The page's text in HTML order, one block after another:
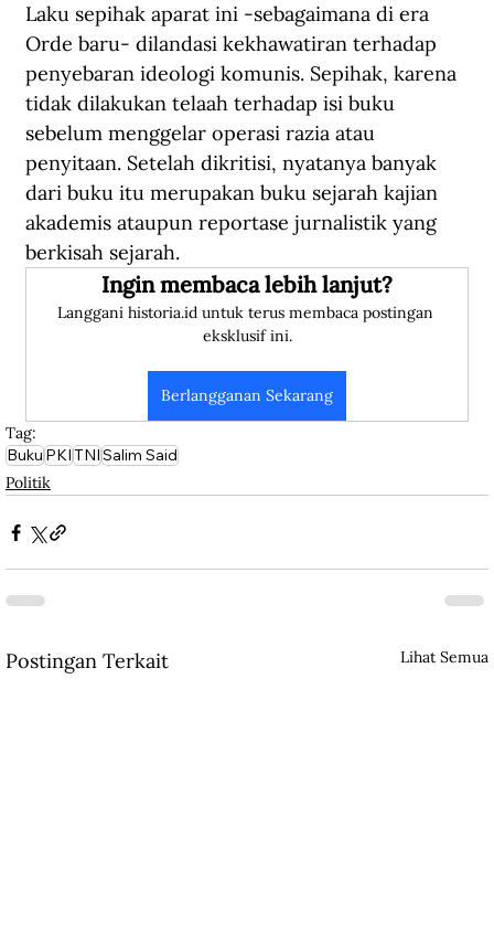
Laku sepihak aparat ini -sebagaimana di era
Orde baru- dilandasi kekhawatiran terhadap
penyebaran ideologi komunis. Sepihak, karena
tidak dilakukan telaah terhadap isi buku
sebelum menggelar operasi razia atau
penyitaan. Setelah dikritisi, nyatanya banyak
dari buku itu merupakan buku sejarah kajian
akademis ataupun reportase jurnalistik yang
berkisah sejarah.
Ingin membaca lebih lanjut?
Langgani historia.id untuk terus membaca postingan
eksklusif ini.
Berlangganan Sekarang
Tag:
BukuPKITNISalim Said
Politik
Postingan Terkait Lihat Semua